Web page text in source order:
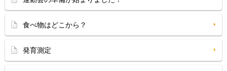
食べ物はどこから？
発育測定